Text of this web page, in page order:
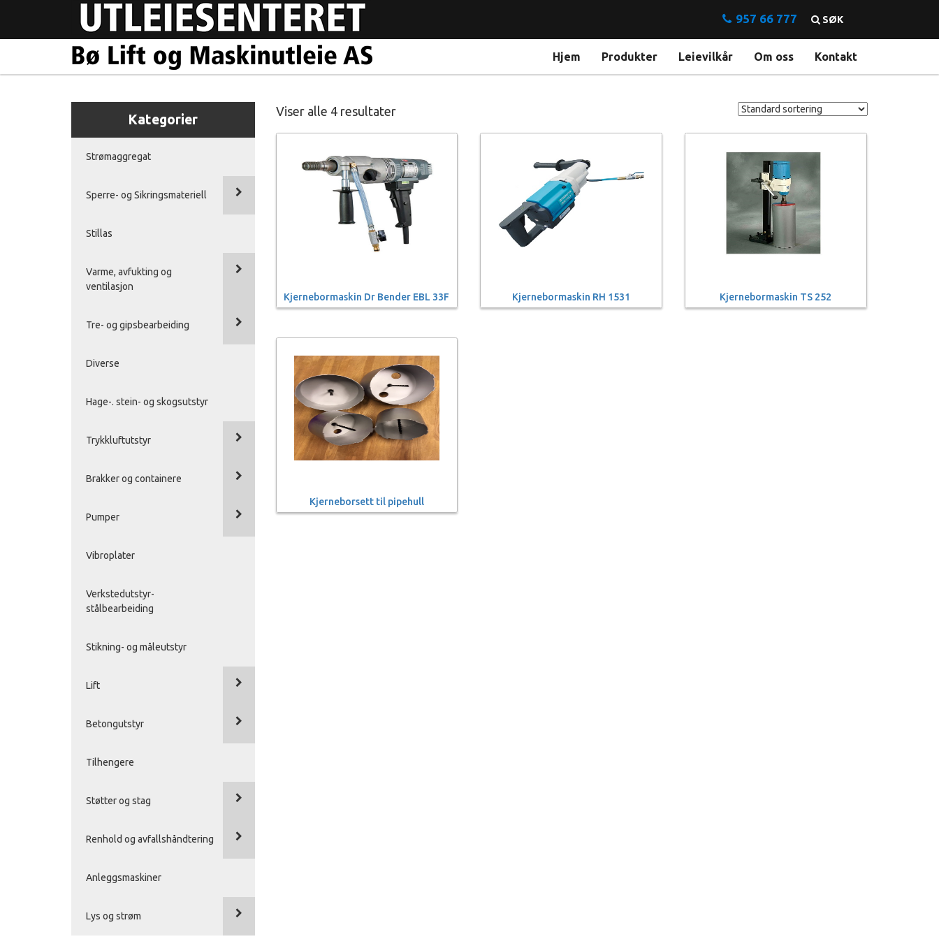
SØK
957 66 777
Hjem Produkter Leievilkår Om oss Kontakt
Viser alle 4 resultater
Kjernebormaskin Dr Bender EBL 33F Kjernebormaskin RH 1531 Kjernebormaskin TS 252
Kjerneborsett til pipehull
Kategorier
Strømaggregat
Sperre- og Sikringsmateriell
Stillas
Varme, avfukting og
ventilasjon
Tre- og gipsbearbeiding
Diverse
Hage-. stein- og skogsutstyr
Trykkluftutstyr
Brakker og containere
Pumper
Vibroplater
Verkstedutstyr-
stålbearbeiding
Stikning- og måleutstyr
Lift
Betongutstyr
Tilhengere
Støtter og stag
Renhold og avfallshåndtering
Anleggsmaskiner
Lys og strøm